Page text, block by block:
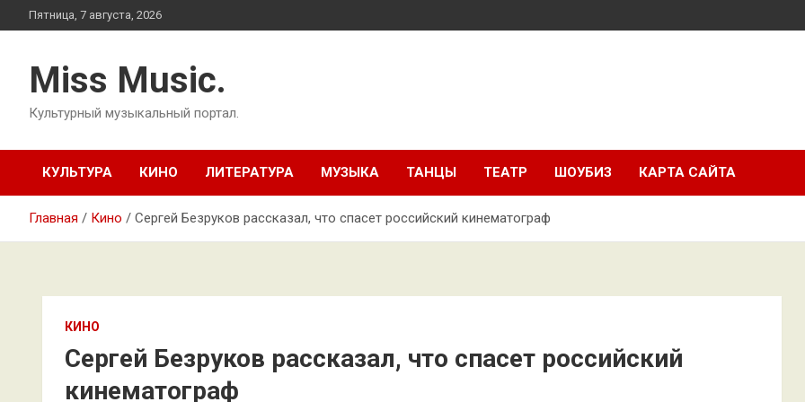
Перейти
к
Пятница, 7 августа, 2026
Miss Music.
Культурный музыкальный портал.
КУЛЬТУРА КИНО ЛИТЕРАТУРА МУЗЫКА ТАНЦЫ ТЕАТР ШОУБИЗ КАРТА САЙТА
Главная Кино Сергей Безруков рассказал, что спасет российский кинематограф
КИНО
Сергей Безруков рассказал, что спасет российский
кинематограф